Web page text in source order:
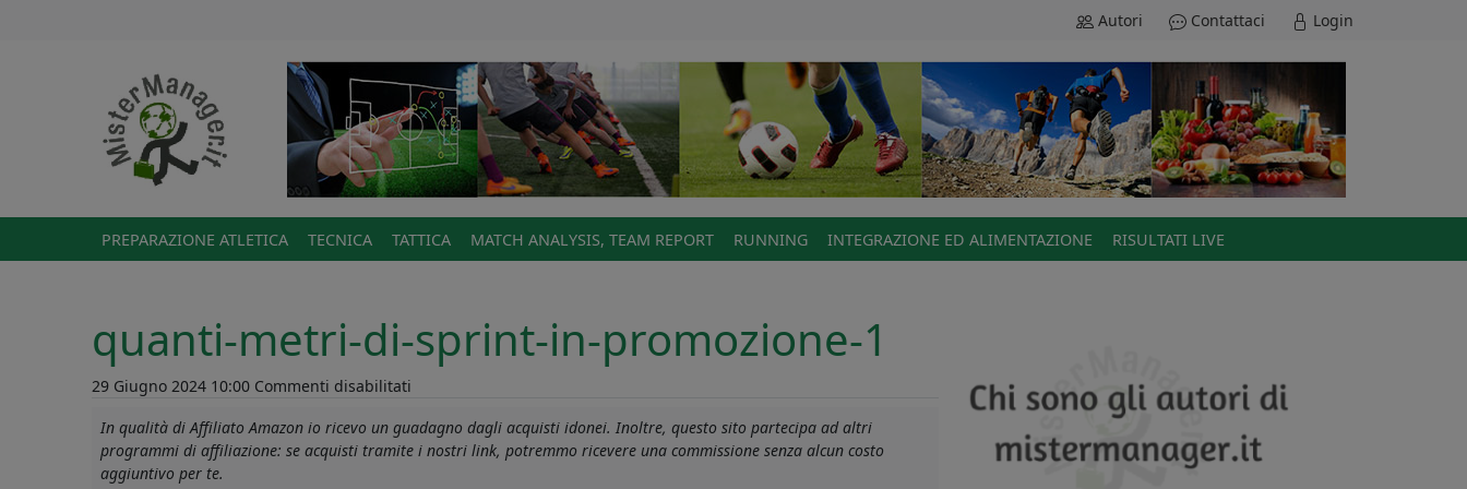
Autori Contattaci Login
PREPARAZIONE ATLETICA TECNICA TATTICA MATCH ANALYSIS, TEAM REPORT RUNNING INTEGRAZIONE ED ALIMENTAZIONE RISULTATI LIVE
quanti-metri-di-sprint-in-promozione-1
29 Giugno 2024 10:00 Commenti disabilitati
metri-
di-
In qualità di Affiliato Amazon io ricevo un guadagno dagli acquisti idonei. Inoltre, questo sito partecipa ad altri
programmi di affiliazione: se acquisti tramite i nostri link, potremmo ricevere una commissione senza alcun costo
aggiuntivo per te.